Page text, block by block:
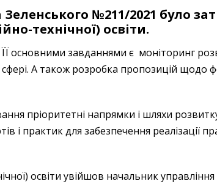
№211/2021 було
технічної) освіти.
основними завданнями є моніторинг
сфері. А також розробка пропозицій щодо
пріоритетні напрямки і шляхи
практик для забезпечення реалізації
освіти увійшов начальник управління